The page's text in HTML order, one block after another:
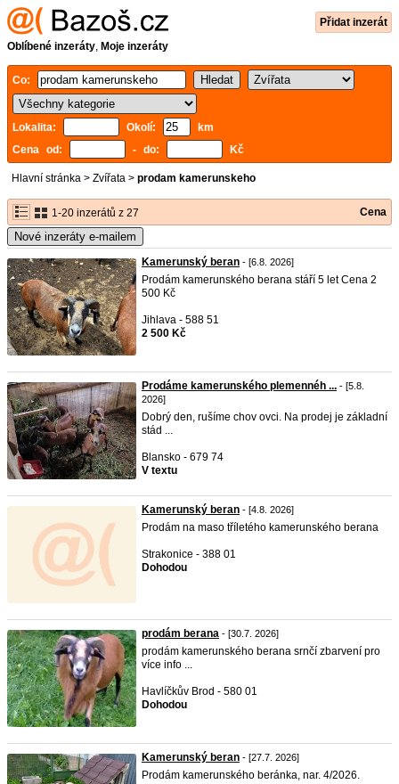
Přidat inzerát
Oblíbené inzeráty, Moje inzeráty
Co:
Lokalita: Okolí:
km
Cena od:
- do: Kč
Hlavní stránka > Zvířata > prodam kamerunskeho
1-20 inzerátů z 27 Cena
Nové inzeráty e-mailem
Kamerunský beran - [6.8. 2026]
Prodám kamerunského berana stáří 5 let Cena 2
500 Kč
Jihlava - 588 51
2 500 Kč
Prodáme kamerunského plemennéh ... - [5.8.
2026]
Dobrý den, rušíme chov ovci. Na prodej je základní
stád ...
Blansko - 679 74
V textu
Kamerunský beran - [4.8. 2026]
Prodám na maso tříletého kamerunského berana
Strakonice - 388 01
Dohodou
prodám berana - [30.7. 2026]
prodám kamerunského berana srnčí zbarvení pro
více info ...
Havlíčkův Brod - 580 01
Dohodou
Kamerunský beran - [27.7. 2026]
Prodám kamerunského beránka, nar. 4/2026.